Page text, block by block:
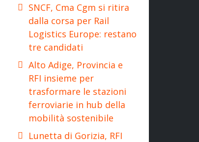
SNCF, Cma Cgm si ritira
dalla corsa per Rail
Logistics Europe: restano
tre candidati
Alto Adige, Provincia e
RFI insieme per
trasformare le stazioni
ferroviarie in hub della
mobilità sostenibile
Lunetta di Gorizia, RFI